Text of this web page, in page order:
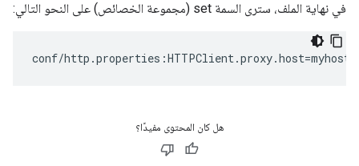
في نهاية الملف، سترى السمة set (مجموعة الخصائص) على النحو التالي:
conf/
هل كان المحتوى مفيدًا؟